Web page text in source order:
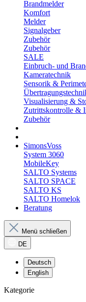
Brandmelder
Komfort
Melder
Signalgeber
Zubehör
Zubehör
SALE
Einbruch- und
Kameratechnik
Sensorik &
Visualisierung &
Zutrittskontrolle &
Zubehör
SimonsVoss
System 3060
MobileKey
SALTO Systems
SALTO SPACE
SALTO KS
SALTO Homelok
Beratung
Menü schließen
DE
Deutsch
English
Kategorie